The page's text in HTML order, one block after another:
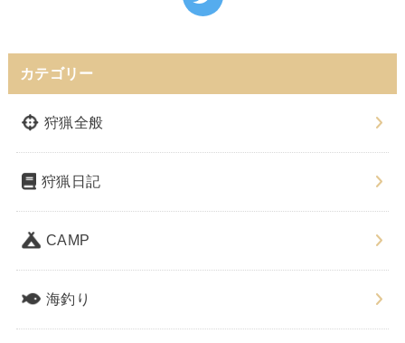
カテゴリー
狩猟全般
狩猟日記
CAMP
海釣り